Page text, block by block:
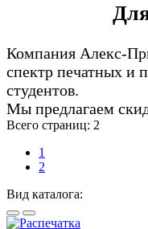
Компания Алекс-
спектр печатных и
студентов.
Мы предлагаем
Всего страниц: 2
1
2
Вид каталога: